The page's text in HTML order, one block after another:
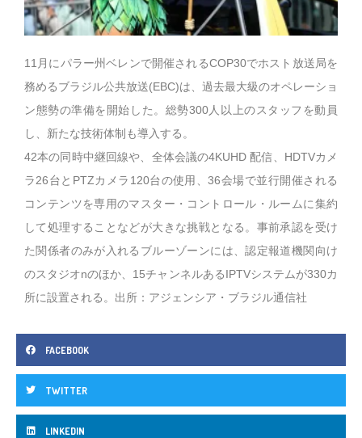
11月にパラー州ベレンで開催されるCOP30でホスト放送局を
務めるブラジル公共放送(EBC)は、過去最大級のオペレーショ
ン態勢の準備を開始した。総勢300人以上のスタッフを動員
し、新たな技術体制も導入する。
42本の同時中継回線や、全体会議の4KUHD 配信、HDTVカメ
ラ26台とPTZカメラ120台の使用、36会場で並行開催される
コンテンツを専用のマスター・コントロール・ルームに集約
して処理することなどが大きな挑戦となる。事前承認を受け
た関係者のみが入れるブルーゾーンには、認定報道機関向け
のスタジオnのほか、15チャンネルあるIPTVシステムが330カ
所に設置される。出所：アジェンシア・ブラジル通信社
FACEBOOK
TWITTER
LINKEDIN